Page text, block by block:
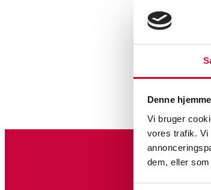
Denne
Vi bruger
vores trafik. Vi
dem, ellerTilmeld